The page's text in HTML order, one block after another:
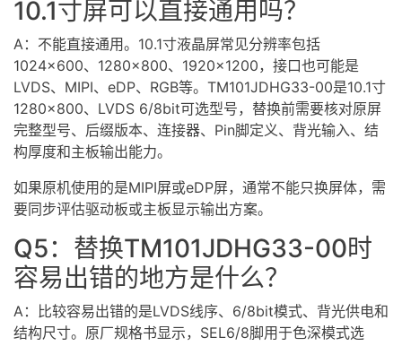
10.1寸屏可以直接通用吗？
A：不能直接通用。10.1寸液晶屏常见分辨率包括
1024×600、1280×800、1920×1200，接口也可能是
LVDS、MIPI、eDP、RGB等。TM101JDHG33-00是10.1寸
1280×800、LVDS 6/8bit可选型号，替换前需要核对原屏
完整型号、后缀版本、连接器、Pin脚定义、背光输入、结
构厚度和主板输出能力。
如果原机使用的是MIPI屏或eDP屏，通常不能只换屏体，需
要同步评估驱动板或主板显示输出方案。
Q5：替换TM101JDHG33-00时
容易出错的地方是什么？
A：比较容易出错的是LVDS线序、6/8bit模式、背光供电和
结构尺寸。原厂规格书显示，SEL6/8脚用于色深模式选